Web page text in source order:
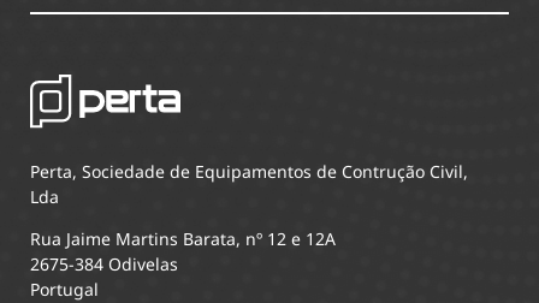
Perta, Sociedade de Equipamentos de Contrução Civil,
Lda
Rua Jaime Martins Barata, nº 12 e 12A
2675-384 Odivelas
Portugal